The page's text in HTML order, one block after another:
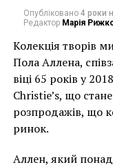
Опубліковано 4 роки
Редактор Марія
Колекція творів
Пола Аллена,
віці 65 років у
Christie’s, що
розпродажів, що
ринок.
Аллен, який